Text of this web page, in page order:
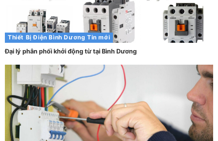
Thiết Bị Điện Bình Dương Tin mới
Đại lý phân phối khởi động từ tại Bình Dương